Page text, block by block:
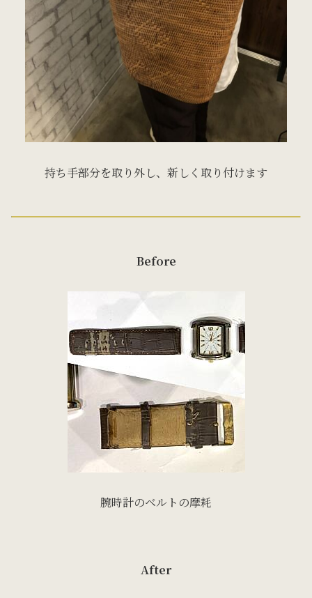
持ち手部分を取り外し、新しく取り付けます
Before
腕時計のベルトの摩耗
After